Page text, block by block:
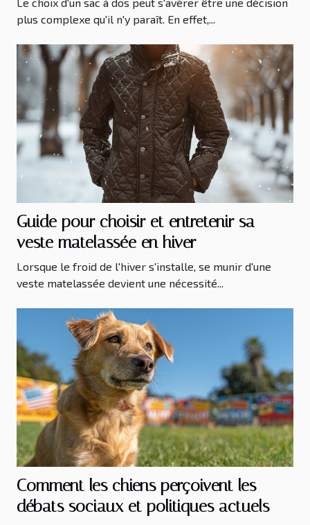
Le choix d'un sac à dos peut s'avérer être une décision
plus complexe qu'il n'y paraît. En effet,...
Guide pour choisir et entretenir sa
veste matelassée en hiver
Lorsque le froid de l'hiver s'installe, se munir d'une
veste matelassée devient une nécessité...
Comment les chiens perçoivent les
débats sociaux et politiques actuels